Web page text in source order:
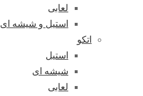
لعابی
استیل و شیشه ای
اتکو
استیل
شیشه ای
لعابی